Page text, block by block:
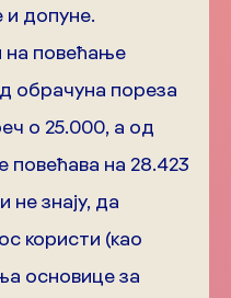
и допуне.
повећање
обрачуна пореза
о 25.000, а од
повећава на 28.423
не знају, да
користи (као
основице за